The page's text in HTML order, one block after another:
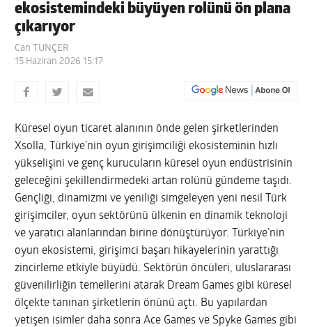
ekosistemindeki büyüyen rolünü ön plana
çıkarıyor
Can TUNÇER
15 Haziran 2026 15:17
Küresel oyun ticaret alanının önde gelen şirketlerinden
Xsolla, Türkiye’nin oyun girişimciliği ekosisteminin hızlı
yükselişini ve genç kurucuların küresel oyun endüstrisinin
geleceğini şekillendirmedeki artan rolünü gündeme taşıdı.
Gençliği, dinamizmi ve yeniliği simgeleyen yeni nesil Türk
girişimciler, oyun sektörünü ülkenin en dinamik teknoloji
ve yaratıcı alanlarından birine dönüştürüyor. Türkiye’nin
oyun ekosistemi, girişimci başarı hikayelerinin yarattığı
zincirleme etkiyle büyüdü. Sektörün öncüleri, uluslararası
güvenilirliğin temellerini atarak Dream Games gibi küresel
ölçekte tanınan şirketlerin önünü açtı. Bu yapılardan
yetişen isimler daha sonra Ace Games ve Spyke Games gibi